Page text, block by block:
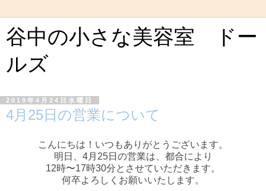
谷中の小さな美容室 ドー
ルズ
2019年4月24日水曜日
4月25日の営業について
こんにちは！いつもありがとうございます。
明日、4月25日の営業は、都合により
12時〜17時30分とさせていただきます。
何卒よろしくお願いいたします。